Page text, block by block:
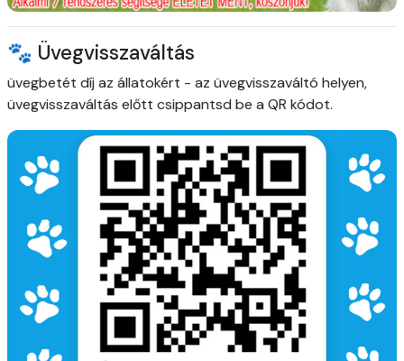
🐾 Üvegvisszaváltás
üvegbetét díj az állatokért - az üvegvisszaváltó helyen,
üvegvisszaváltás előtt csippantsd be a QR kódot.